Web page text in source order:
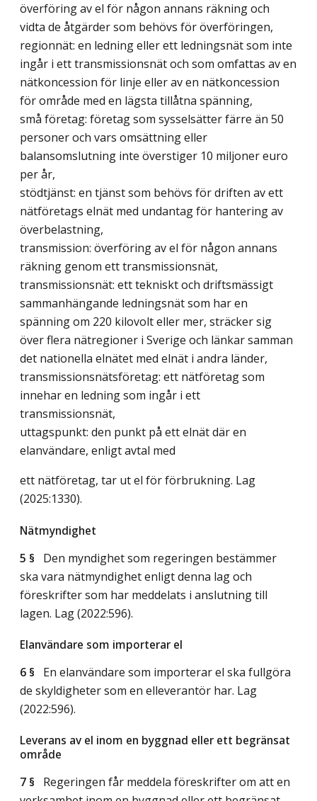
överföring av el för någon annans räkning och
vidta de åtgärder som behövs för överföringen,
regionnät: en ledning eller ett ledningsnät som inte
ingår i ett transmissionsnät och som omfattas av en
nätkoncession för linje eller av en nätkoncession
för område med en lägsta tillåtna spänning,
små företag: företag som sysselsätter färre än 50
personer och vars omsättning eller
balansomslutning inte överstiger 10 miljoner euro
per år,
stödtjänst: en tjänst som behövs för driften av ett
nätföretags elnät med undantag för hantering av
överbelastning,
transmission: överföring av el för någon annans
räkning genom ett transmissionsnät,
transmissionsnät: ett tekniskt och driftsmässigt
sammanhängande ledningsnät som har en
spänning om 220 kilovolt eller mer, sträcker sig
över flera nätregioner i Sverige och länkar samman
det nationella elnätet med elnät i andra länder,
transmissionsnätsföretag: ett nätföretag som
innehar en ledning som ingår i ett
transmissionsnät,
uttagspunkt: den punkt på ett elnät där en
elanvändare, enligt avtal med
ett nätföretag, tar ut el för förbrukning. Lag
(2025:1330).
Nätmyndighet
5 § Den myndighet som regeringen bestämmer
ska vara nätmyndighet enligt denna lag och
föreskrifter som har meddelats i anslutning till
lagen. Lag (2022:596).
Elanvändare som importerar el
6 § En elanvändare som importerar el ska fullgöra
de skyldigheter som en elleverantör har. Lag
(2022:596).
Leverans av el inom en byggnad eller ett begränsat
område
7 § Regeringen får meddela föreskrifter om att en